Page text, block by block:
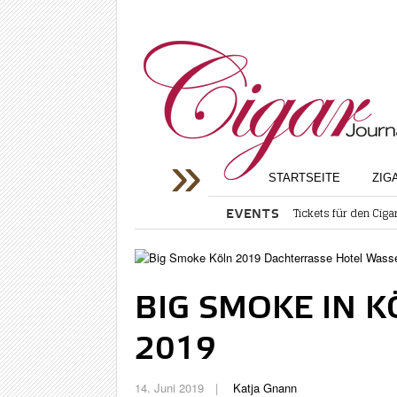
STARTSEITE
EVENTS
Tickets für den
Rumgenuss und
Big Smoke Austria
InterTabac 2026:
San Martín
BIG SMOKE IN
2019
14. Juni 2019
Katja Gnann